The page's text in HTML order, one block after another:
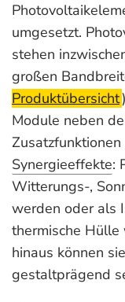
umgesetzt.
stehen
großen
Produktübersicht
Module neben
Synergieeffekte:
Witterungs-,
werden oder als
thermi­sche
hinaus können
gestaltprägend